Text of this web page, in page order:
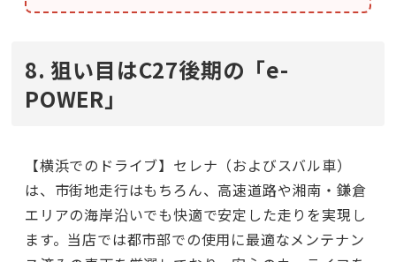
8. 狙い目はC27後期の「e-
POWER」
【横浜でのドライブ】セレナ（およびスバル車）
は、市街地走行はもちろん、高速道路や湘南・鎌倉
エリアの海岸沿いでも快適で安定した走りを実現し
ます。当店では都市部での使用に最適なメンテナン